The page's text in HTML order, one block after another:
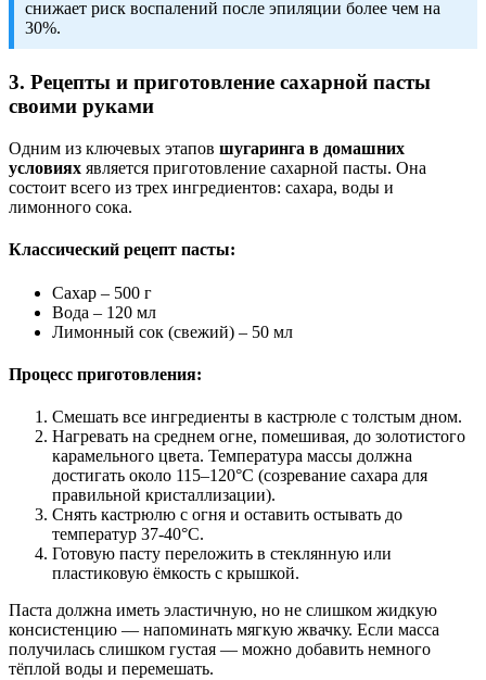
снижает риск воспалений после эпиляции более чем на
30%.
3. Рецепты и приготовление сахарной пасты
своими руками
Одним из ключевых этапов шугаринга в домашних
условиях является приготовление сахарной пасты. Она
состоит всего из трех ингредиентов: сахара, воды и
лимонного сока.
Классический рецепт пасты:
Сахар – 500 г
Вода – 120 мл
Лимонный сок (свежий) – 50 мл
Процесс приготовления:
Смешать все ингредиенты в кастрюле с толстым дном.
Нагревать на среднем огне, помешивая, до золотистого
карамельного цвета. Температура массы должна
достигать около 115–120°С (созревание сахара для
правильной кристаллизации).
Снять кастрюлю с огня и оставить остывать до
температур 37-40°С.
Готовую пасту переложить в стеклянную или
пластиковую ёмкость с крышкой.
Паста должна иметь эластичную, но не слишком жидкую
консистенцию — напоминать мягкую жвачку. Если масса
получилась слишком густая — можно добавить немного
тёплой воды и перемешать.